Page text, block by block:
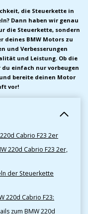
die Steuerkette in
Dann haben wir genau
die Steuerkette, sondern
deines BMW Motors zu
und Verbesserungen
und Leistung. Ob die
einfach nur vorbeugen
bereite deinen Motor
vor!
Cabrio F23 2er
220d Cabrio F23 2er,
der Steuerkette
220d Cabrio F23:
zum BMW 220d